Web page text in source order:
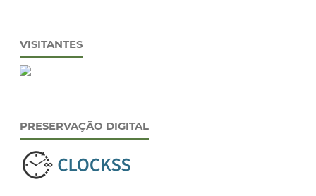
VISITANTES
PRESERVAÇÃO DIGITAL